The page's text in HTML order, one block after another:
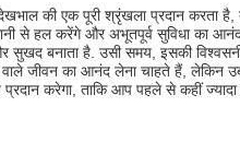
की एक पूरी श्रृंखला प्रदान
से हल करेंगे और अभूतपूर्व सुविधा का
बनाता है. उसी समय, इसकी विश्वसनीय
जीवन का आनंद लेना चाहते हैं, लेकिन
करेगा, ताकि आप पहले से कहीं